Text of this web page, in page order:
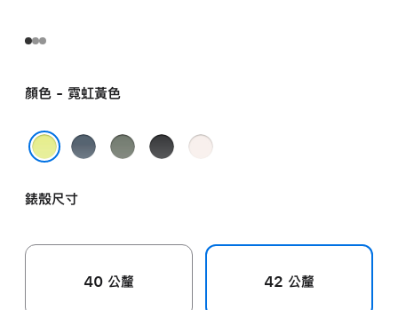
顏色 - 霓虹黃色
錨
色
綠
黑
淡
錶殼尺寸
40 公釐 42 公釐